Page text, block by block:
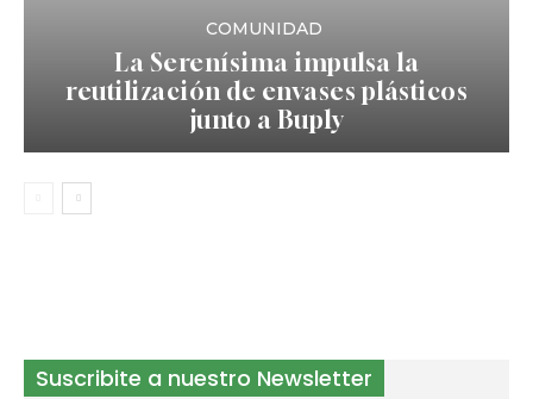
COMUNIDAD
La Serenísima impulsa la
reutilización de envases plásticos
junto a Buply
Suscribite a nuestro Newsletter